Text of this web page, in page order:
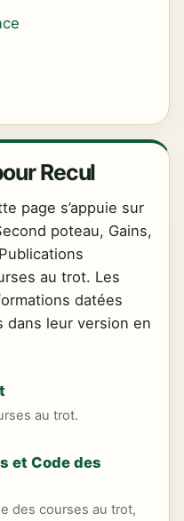
Recul
page s’appuie sur
poteau, Gains,
au trot. Les
datées
leur version en
au trot.
et Code des
des courses au trot,